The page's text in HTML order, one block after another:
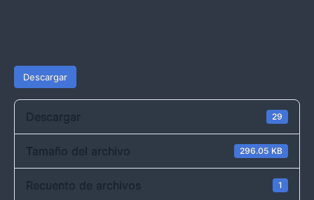
Descargar
Descargar 29
Tamaño del archivo 296.05 KB
Recuento de archivos 1